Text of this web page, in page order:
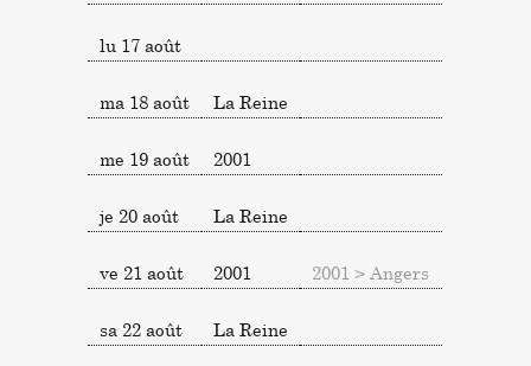
lu 17 août
ma 18 août La Reine
me 19 août 2001
je 20 août La Reine
ve 21 août 2001 2001 > Angers
sa 22 août La Reine